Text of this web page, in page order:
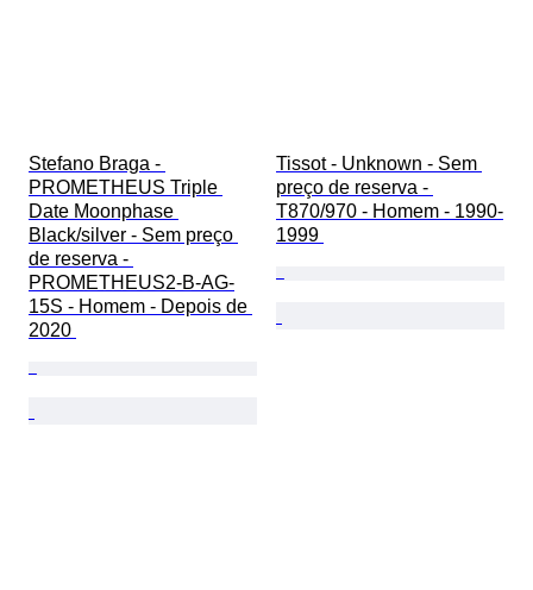
Stefano Braga -
PROMETHEUS Triple
Date Moonphase
Black/silver - Sem preço
de reserva -
PROMETHEUS2-B-AG-
15S - Homem - Depois de
2020
Tissot - Unknown - Sem
preço de reserva -
T870/970 - Homem - 1990-
1999